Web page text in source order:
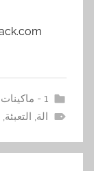
1 - ماكينات تغليف بالفاكيوم
الة, التعبئة,